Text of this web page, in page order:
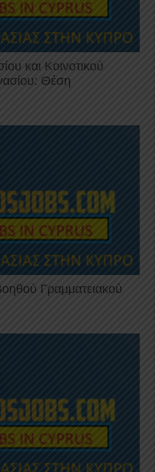
και Κοινοτικού
Θέση
Γραμματειακού